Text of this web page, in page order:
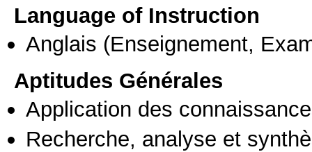
Language of Instruction
Anglais (Enseignement,
Aptitudes Générales
Application des
Recherche, analyse et